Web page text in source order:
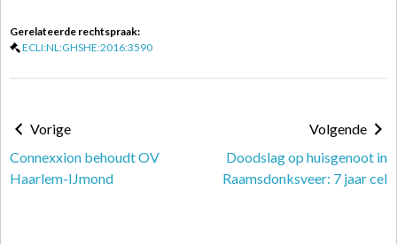
Gerelateerde rechtspraak:
ECLI:NL:GHSHE:2016:3590
Vorige
Connexxion behoudt OV
Haarlem-IJmond
Volgende
Doodslag op huisgenoot in
Raamsdonksveer: 7 jaar cel